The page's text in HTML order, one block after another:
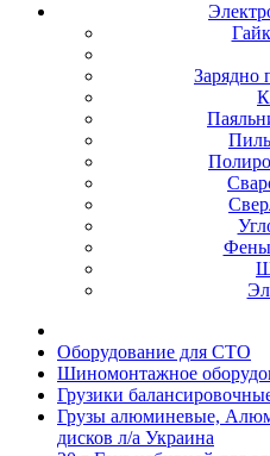
Зарядно
Oбopудoвaниe для CTO
Шиномонтажное
Грузики
Грузы алюминевые,
дисков л/а Украина